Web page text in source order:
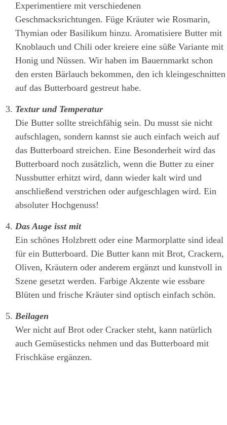
Experimentiere mit verschiedenen
Geschmacksrichtungen. Füge Kräuter wie Rosmarin,
Thymian oder Basilikum hinzu. Aromatisiere Butter mit
Knoblauch und Chili oder kreiere eine süße Variante mit
Honig und Nüssen. Wir haben im Bauernmarkt schon
den ersten Bärlauch bekommen, den ich kleingeschnitten
auf das Butterboard gestreut habe.
Textur und Temperatur
Die Butter sollte streichfähig sein. Du musst sie nicht
aufschlagen, sondern kannst sie auch einfach weich auf
das Butterboard streichen. Eine Besonderheit wird das
Butterboard noch zusätzlich, wenn die Butter zu einer
Nussbutter erhitzt wird, dann wieder kalt wird und
anschließend verstrichen oder aufgeschlagen wird. Ein
absoluter Hochgenuss!
Das Auge isst mit
Ein schönes Holzbrett oder eine Marmorplatte sind ideal
für ein Butterboard. Die Butter kann mit Brot, Crackern,
Oliven, Kräutern oder anderem ergänzt und kunstvoll in
Szene gesetzt werden. Farbige Akzente wie essbare
Blüten und frische Kräuter sind optisch einfach schön.
Beilagen
Wer nicht auf Brot oder Cracker steht, kann natürlich
auch Gemüsesticks nehmen und das Butterboard mit
Frischkäse ergänzen.